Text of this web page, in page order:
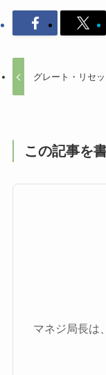
グレート・リセ
この記事を
マネジ局長は